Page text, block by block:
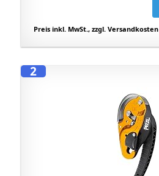
Preis inkl. MwSt., zzgl. Versandkosten
2